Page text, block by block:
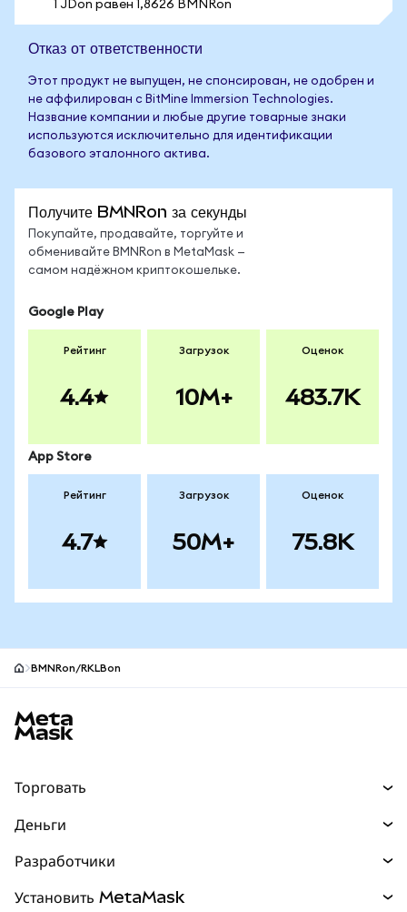
1 JDon равен 1,8626 BMNRon
Отказ от ответственности
Этот продукт не выпущен, не спонсирован, не одобрен и
не аффилирован с BitMine Immersion Technologies.
Название компании и любые другие товарные знаки
используются исключительно для идентификации
базового эталонного актива.
Получите BMNRon за секунды
Покупайте, продавайте, торгуйте и
обменивайте BMNRon в MetaMask —
самом надёжном криптокошельке.
Google Play
Рейтинг
4.4
Загрузок
10M+
Оценок
483.7K
App Store
Рейтинг
4.7
Загрузок
50M+
Оценок
75.8K
BMNRon/RKLBon
Торговать
Прогнозы
Перпы НОВИНКА
Деньги
mUSD
Разработчики
Установить MetaMask